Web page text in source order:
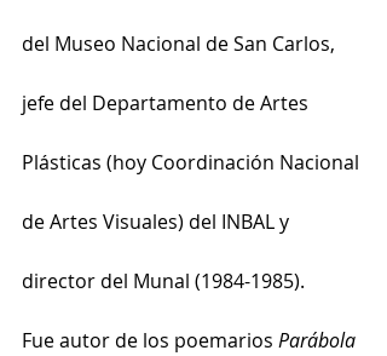
del Museo Nacional de San Carlos,
jefe del Departamento de Artes
Plásticas (hoy Coordinación Nacional
de Artes Visuales) del INBAL y
director del Munal (1984-1985).
Fue autor de los poemarios Parábola